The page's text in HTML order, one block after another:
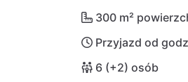
300 m²
Przyjazd od
6 (+2) osób